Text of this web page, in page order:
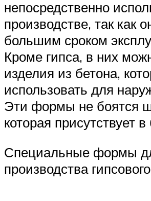
непосредственно
производстве, так как
большим сроком
Кроме гипса, в них
изделия из бетона,
использовать для
Эти формы не боятся
которая присутствует в
Специальные формы
производства